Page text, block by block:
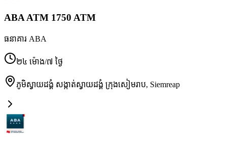
ABA ATM 1750 ATM
ធនាគារ ABA
២៤ ម៉ោង/៧ ថ្ងៃ
ភូមិស្វាយដង្គំ សង្កាត់ស្វាយដង្គំ ក្រុងសៀមរាប, Siemreap